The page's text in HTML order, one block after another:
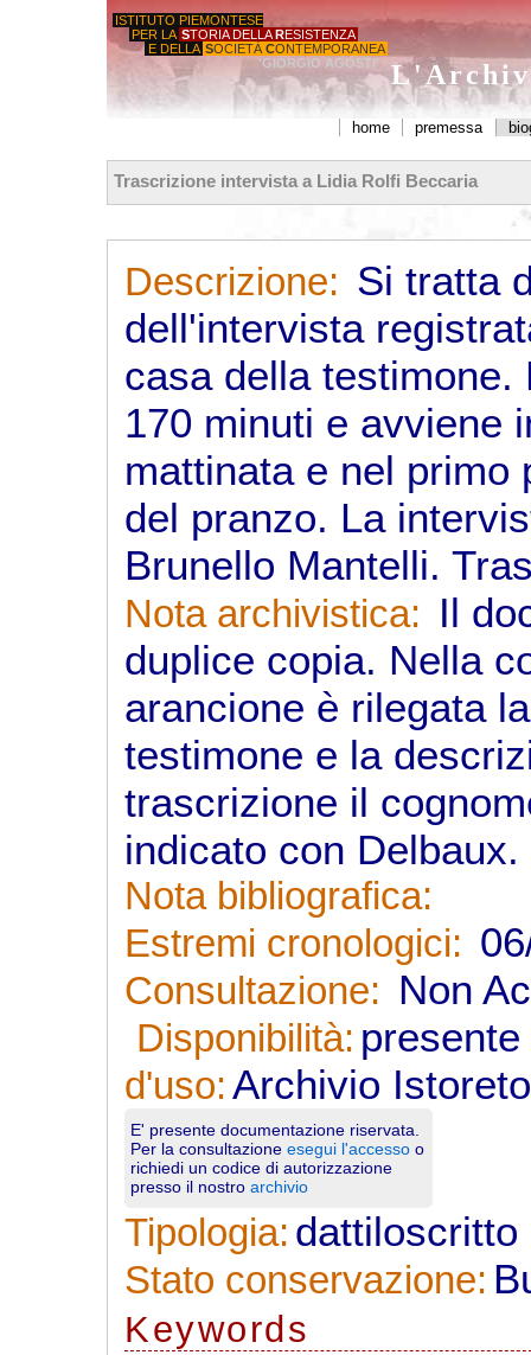
ISTITUTO PIEMONTESE
PER LA STORIA DELLA RESISTENZA
E DELLA SOCIETÀ CONTEMPORANEA
'GIORGIO AGOSTI'
home premessa
Trascrizione intervista a Lidia Rolfi Beccaria
Descrizione: Si tratta
dell'intervista
casa della
170 minuti e avviene
mattinata e nel primo
del pranzo. La
Brunello Mantelli.
Nota archivistica: Il
duplice copia. Nella
arancione è rilegata
testimone e la
trascrizione il
indicato con Delbaux.
Nota bibliografica:
Estremi cronologici:
Consultazione: Non
Disponibilità:
d'uso:Archivio Istoreto
E' presente documentazione riservata.
Per la consultazioneesegui l'accesso o
richiedi un codice di autorizzazione
presso il nostroarchivio
Tipologia:
Stato conservazione:
Keywords